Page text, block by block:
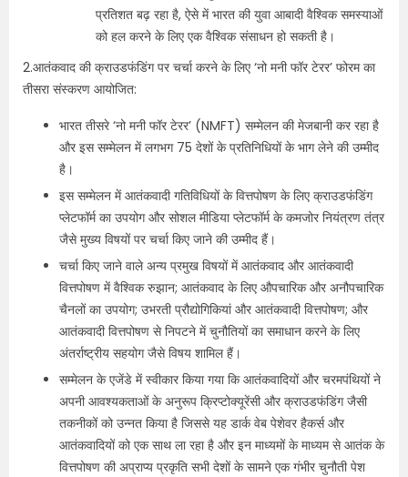
प्रतिशत बढ़ रहा है, ऐसे में भारत की युवा आबादी वैश्विक समस्याओं
को हल करने के लिए एक वैश्विक संसाधन हो सकती है।
2.आतंकवाद की क्राउडफंडिंग पर चर्चा करने के लिए ‘नो मनी फॉर टेरर’ फोरम का
तीसरा संस्करण आयोजित:
भारत तीसरे ‘नो मनी फॉर टेरर’ (NMFT) सम्मेलन की मेजबानी कर रहा है
और इस सम्मेलन में लगभग 75 देशों के प्रतिनिधियों के भाग लेने की उम्मीद
है।
इस सम्मेलन में आतंकवादी गतिविधियों के वित्तपोषण के लिए क्राउडफंडिंग
प्लेटफॉर्म का उपयोग और सोशल मीडिया प्लेटफॉर्म के कमजोर नियंत्रण तंत्र
जैसे मुख्य विषयों पर चर्चा किए जाने की उम्मीद हैं।
चर्चा किए जाने वाले अन्य प्रमुख विषयों में आतंकवाद और आतंकवादी
वित्तपोषण में वैश्विक रुझान; आतंकवाद के लिए औपचारिक और अनौपचारिक
चैनलों का उपयोग; उभरती प्रौद्योगिकियां और आतंकवादी वित्तपोषण; और
आतंकवादी वित्तपोषण से निपटने में चुनौतियों का समाधान करने के लिए
अंतर्राष्ट्रीय सहयोग जैसे विषय शामिल हैं।
सम्मेलन के एजेंडे में स्वीकार किया गया कि आतंकवादियों और चरमपंथियों ने
अपनी आवश्यकताओं के अनुरूप क्रिप्टोक्यूरेंसी और क्राउडफंडिंग जैसी
तकनीकों को उन्नत किया है जिससे यह डार्क वेब पेशेवर हैकर्स और
आतंकवादियों को एक साथ ला रहा है और इन माध्यमों के माध्यम से आतंक के
वित्तपोषण की अप्राप्य प्रकृति सभी देशों के सामने एक गंभीर चुनौती पेश